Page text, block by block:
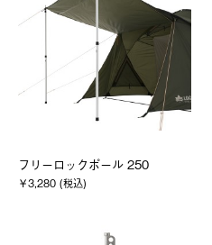
フリーロックポール 250
￥3,280 (税込)